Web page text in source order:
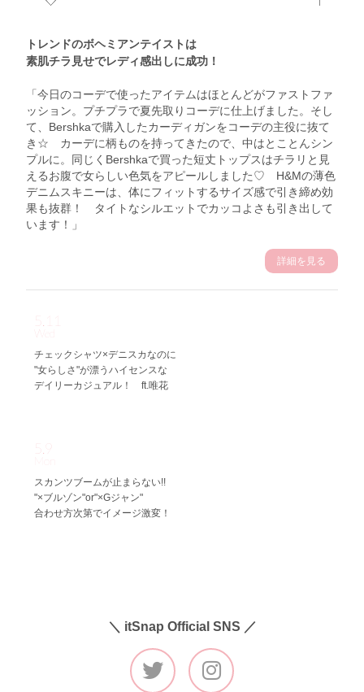
トレンドのボヘミアンテイストは
素肌チラ見せでレディ感出しに成功！
「今日のコーデで使ったアイテムはほとんどがファストファ
ッション。プチプラで夏先取りコーデに仕上げました。そし
て、Bershkaで購入したカーディガンをコーデの主役に抜て
き☆ カーデに柄ものを持ってきたので、中はとことんシン
プルに。同じくBershkaで買った短丈トップスはチラリと見
えるお腹で女らしい色気をアピールしました♡ H&Mの薄色
デニムスキニーは、体にフィットするサイズ感で引き締め効
果も抜群！ タイトなシルエットでカッコよさも引き出して
います！」
詳細を見る
5.11
Wed
チェックシャツ×デニスカなのに
"女らしさ"が漂うハイセンスな
デイリーカジュアル！ ft.唯花
5.9
スカンツブームが止まらない!!
"×ブルゾン"or"×Gジャン"
合わせ方次第でイメージ激変！
＼ itSnap Official SNS ／